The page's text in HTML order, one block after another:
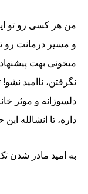
من هر کسی رو تو
و مسیر درمانت رو
میخونی بهت
نگرفتن، ناامید
دلسوزانه و موثر
داره، تا انشالله
به امید مادر شدن